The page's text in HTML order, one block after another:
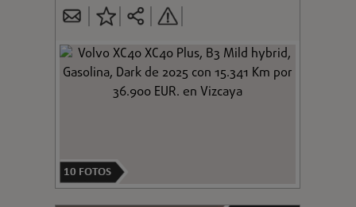
10 FOTOS